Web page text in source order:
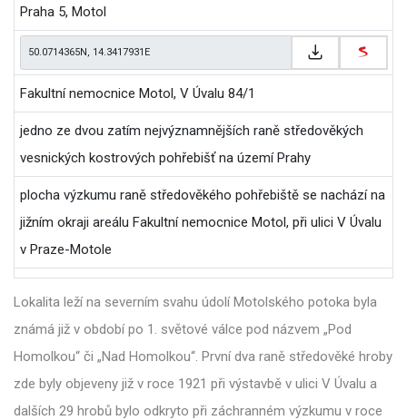
Praha 5, Motol
Fakultní nemocnice Motol, V Úvalu 84/1
jedno ze dvou zatím nejvýznamnějších raně středověkých
vesnických kostrových pohřebišť na území Prahy
plocha výzkumu raně středověkého pohřebiště se nachází na
jižním okraji areálu Fakultní nemocnice Motol, při ulici V Úvalu
v Praze-Motole
Lokalita leží na severním svahu údolí Motolského potoka byla
známá již v období po 1. světové válce pod názvem „Pod
Homolkou“ či „Nad Homolkou“. První dva raně středověké hroby
zde byly objeveny již v roce 1921 při výstavbě v ulici V Úvalu a
dalších 29 hrobů bylo odkryto při záchranném výzkumu v roce